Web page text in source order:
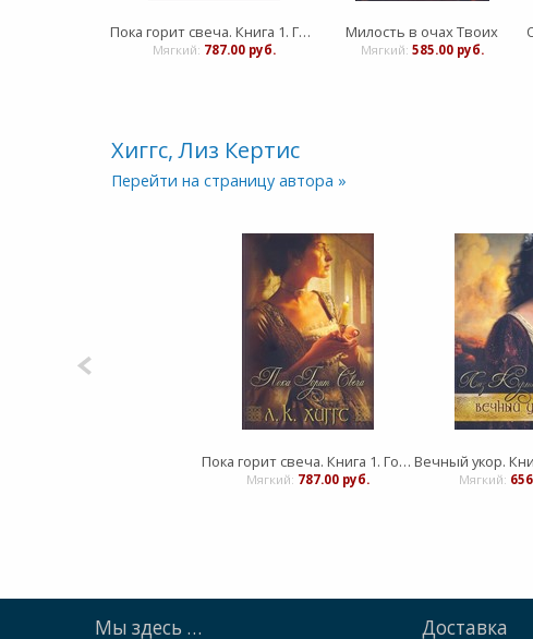
Пока горит свеча. Книга 1. Горе и радость семьи Керр
Мягкий: 787.00 руб.
Милость в очах Твоих
Мягкий: 585.00 руб.
Хиггс, Лиз Кертис
Перейти на страницу автора »
Пока горит свеча. Книга 1. Горе и радость семьи Керр
Мягкий: 787.00 руб. Мягкий:
Мы здесь … Доставка